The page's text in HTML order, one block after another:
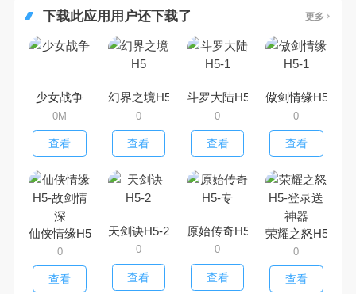
下载此应用用户还下载了 更多
少女战争
0M
查看
幻界之境H5
0
查看
斗罗大陆H5-1
0
查看
傲剑情缘H5-1
0
查看
仙侠情缘H5-故剑情深
0
查看
天剑诀H5-2
0
查看
原始传奇H5-专
0
查看
荣耀之怒H5-登
0
查看